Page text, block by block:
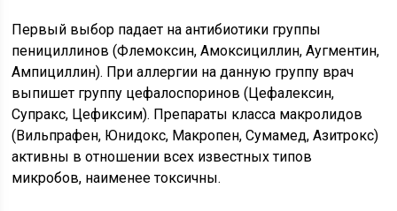
Первый выбор падает на антибиотики группы
пенициллинов (Флемоксин, Амоксициллин, Аугментин,
Ампициллин). При аллергии на данную группу врач
выпишет группу цефалоспоринов (Цефалексин,
Супракс, Цефиксим). Препараты класса макролидов
(Вильпрафен, Юнидокс, Макропен, Сумамед, Азитрокс)
активны в отношении всех известных типов
микробов, наименее токсичны.